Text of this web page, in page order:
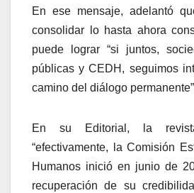
En ese mensaje, adelantó
consolidar lo hasta ahora
puede lograr “si juntos,
públicas y CEDH, seguimos
camino del diálogo
En su Editorial, la
“efectivamente, la Comisión
Humanos inició en junio de
recuperación de su